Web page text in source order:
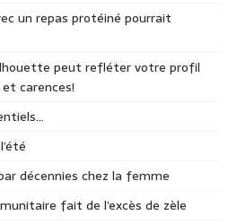
un repas protéiné pourrait
peut refléter votre profil
carences!
décennies chez la femme
fait de l’excès de zèle